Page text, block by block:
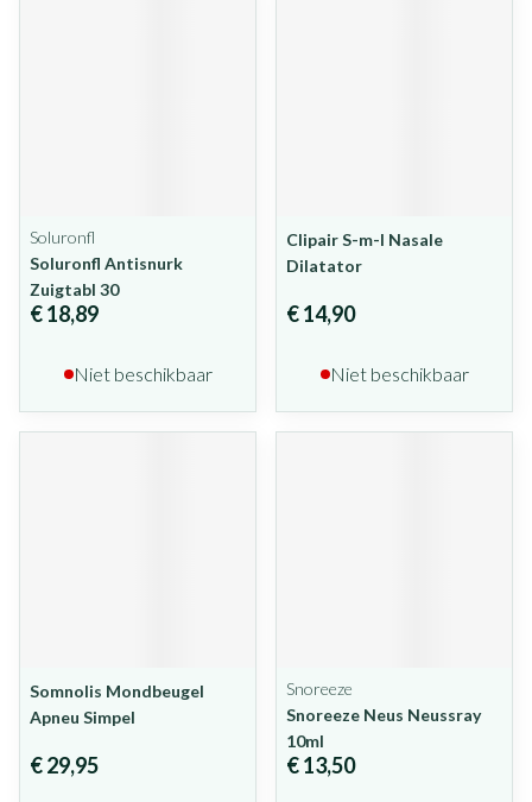
Soluronfl
Soluronfl Antisnurk
Zuigtabl 30
€ 18,89
Niet beschikbaar
Clipair S-m-l Nasale
Dilatator
€ 14,90
Niet beschikbaar
Somnolis Mondbeugel
Apneu Simpel
€ 29,95
Snoreeze
Snoreeze Neus Neussray
10ml
€ 13,50